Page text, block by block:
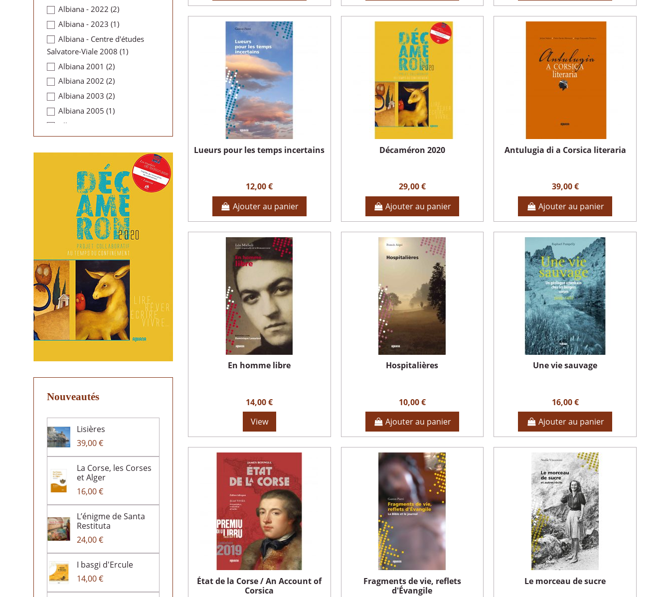
Lueurs pour les temps incertains
12,00 €
Ajouter au panier
Décaméron 2020
29,00 €
Ajouter au panier
Antulugia di a Corsica literaria
39,00 €
Ajouter au panier
En homme libre
14,00 €
View
Hospitalières
10,00 €
Ajouter au panier
Une vie sauvage
16,00 €
Ajouter au panier
État de la Corse / An Account of
Corsica
Fragments de vie, reflets
d'Évangile
Le morceau de sucre
Albiana - 2022 (2)
Albiana - 2023 (1)
Albiana - Centre d'études
Salvatore-Viale 2008 (1)
Albiana 2001 (2)
Albiana 2002 (2)
Albiana 2003 (2)
Albiana 2005 (1)
Albiana 2007
Albiana 2011(1)
Albiana 2012(2)
Albiana 2013(1)
Albiana 2015(1)
Albiana 2018(1)
Albiana 2018(1)
Nouveautés
Lisières
39,00 €
La Corse, les Corses
et Alger
16,00 €
L’énigme de Santa
Restituta
24,00 €
I basgi d'Ercule
14,00 €